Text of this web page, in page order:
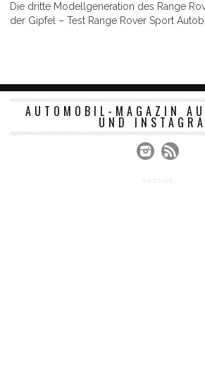
Die dritte Modellgeneration des Range
der Gipfel – Test Range Rover Sport
AUTOMOBIL-MAGAZIN
UND
ANZEIGE